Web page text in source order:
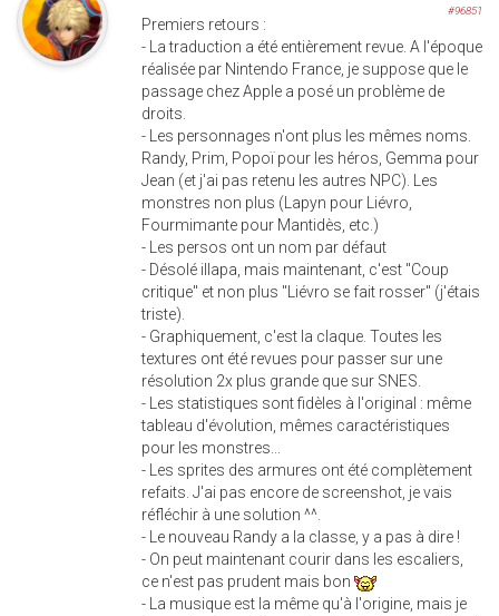
#96851
Premiers retours :
- La traduction a été entièrement revue. A l'époque
réalisée par Nintendo France, je suppose que le
passage chez Apple a posé un problème de
droits.
- Les personnages n'ont plus les mêmes noms.
Randy, Prim, Popoï pour les héros, Gemma pour
Jean (et j'ai pas retenu les autres NPC). Les
monstres non plus (Lapyn pour Liévro,
Fourmimante pour Mantidès, etc.)
- Les persos ont un nom par défaut
- Désolé illapa, mais maintenant, c'est "Coup
critique" et non plus "Liévro se fait rosser" (j'étais
triste).
- Graphiquement, c'est la claque. Toutes les
textures ont été revues pour passer sur une
résolution 2x plus grande que sur SNES.
- Les statistiques sont fidèles à l'original : même
tableau d'évolution, mêmes caractéristiques
pour les monstres...
- Les sprites des armures ont été complètement
refaits. J'ai pas encore de screenshot, je vais
réfléchir à une solution ^^.
- Le nouveau Randy a la classe, y a pas à dire !
- On peut maintenant courir dans les escaliers,
ce n'est pas prudent mais bon
- La musique est la même qu'à l'origine, mais je